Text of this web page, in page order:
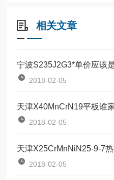
相关文章
宁波S235J2G3*单价应该
2018-02-05
天津X40MnCrN19平板谁
2018-02-05
天津X25CrMnNiN25-9-7
2018-02-05